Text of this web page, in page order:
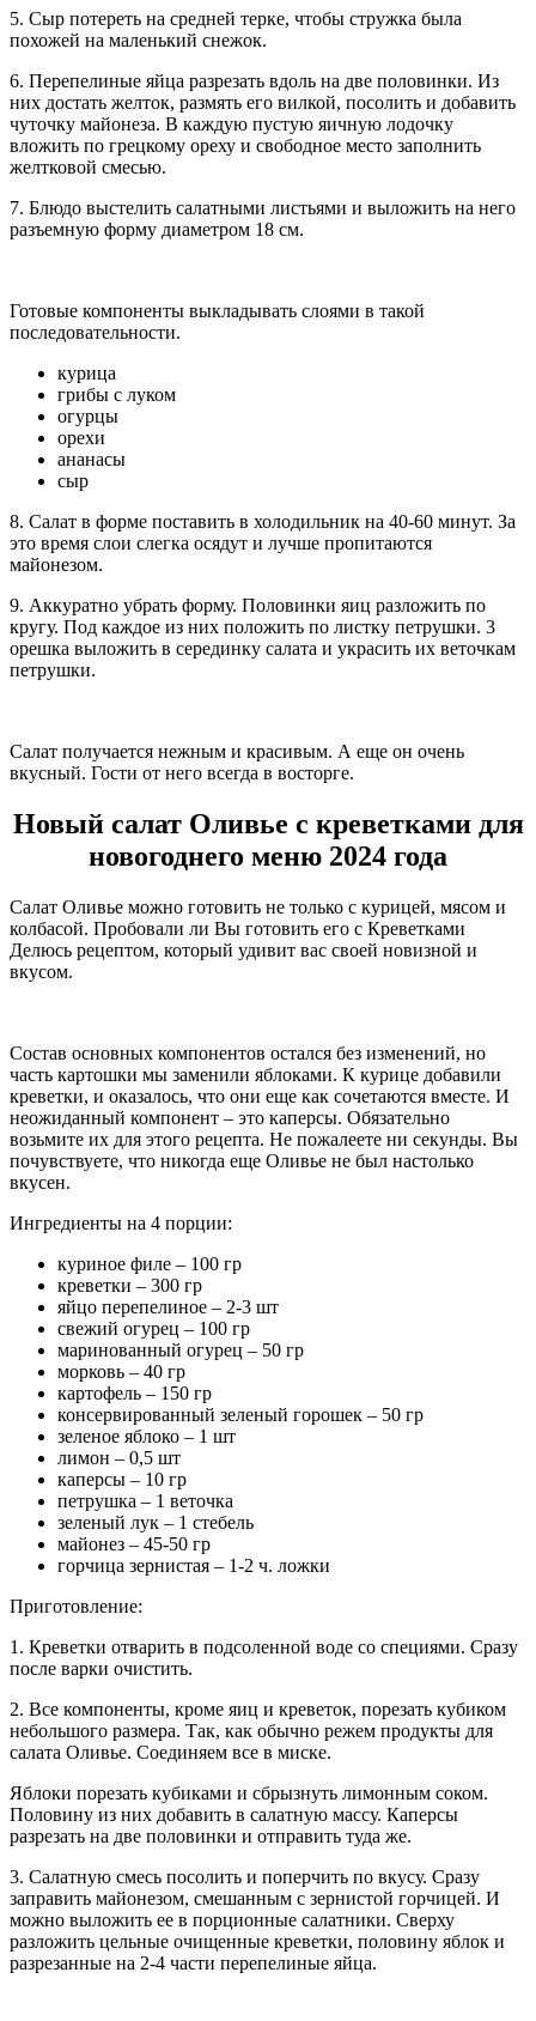
5. Сыр потереть на средней терке, чтобы стружка была
похожей на маленький снежок.
6. Перепелиные яйца разрезать вдоль на две половинки. Из
них достать желток, размять его вилкой, посолить и добавить
чуточку майонеза. В каждую пустую яичную лодочку
вложить по грецкому ореху и свободное место заполнить
желтковой смесью.
7. Блюдо выстелить салатными листьями и выложить на него
разъемную форму диаметром 18 см.
Готовые компоненты выкладывать слоями в такой
последовательности.
курица
грибы с луком
огурцы
орехи
ананасы
сыр
8. Салат в форме поставить в холодильник на 40-60 минут. За
это время слои слегка осядут и лучше пропитаются
майонезом.
9. Аккуратно убрать форму. Половинки яиц разложить по
кругу. Под каждое из них положить по листку петрушки. 3
орешка выложить в серединку салата и украсить их веточкам
петрушки.
Салат получается нежным и красивым. А еще он очень
вкусный. Гости от него всегда в восторге.
Новый салат Оливье с креветками для
новогоднего меню 2024 года
Салат Оливье можно готовить не только с курицей, мясом и
колбасой. Пробовали ли Вы готовить его с Креветками
Делюсь рецептом, который удивит вас своей новизной и
вкусом.
Состав основных компонентов остался без изменений, но
часть картошки мы заменили яблоками. К курице добавили
креветки, и оказалось, что они еще как сочетаются вместе. И
неожиданный компонент – это каперсы. Обязательно
возьмите их для этого рецепта. Не пожалеете ни секунды. Вы
почувствуете, что никогда еще Оливье не был настолько
вкусен.
Ингредиенты на 4 порции:
куриное филе – 100 гр
креветки – 300 гр
яйцо перепелиное – 2-3 шт
свежий огурец – 100 гр
маринованный огурец – 50 гр
морковь – 40 гр
картофель – 150 гр
консервированный зеленый горошек – 50 гр
зеленое яблоко – 1 шт
лимон – 0,5 шт
каперсы – 10 гр
петрушка – 1 веточка
зеленый лук – 1 стебель
майонез – 45-50 гр
горчица зернистая – 1-2 ч. ложки
Приготовление:
1. Креветки отварить в подсоленной воде со специями. Сразу
после варки очистить.
2. Все компоненты, кроме яиц и креветок, порезать кубиком
небольшого размера. Так, как обычно режем продукты для
салата Оливье. Соединяем все в миске.
Яблоки порезать кубиками и сбрызнуть лимонным соком.
Половину из них добавить в салатную массу. Каперсы
разрезать на две половинки и отправить туда же.
3. Салатную смесь посолить и поперчить по вкусу. Сразу
заправить майонезом, смешанным с зернистой горчицей. И
можно выложить ее в порционные салатники. Сверху
разложить цельные очищенные креветки, половину яблок и
разрезанные на 2-4 части перепелиные яйца.